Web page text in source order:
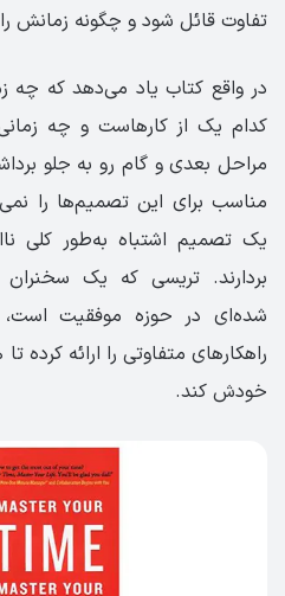
تفاوت قائل شود و چگونه زمانش
در واقع کتاب یاد می‌دهد که چه
کدام یک از کارهاست و چه
مراحل بعدی و گام رو به جلو
مناسب برای این تصمیم‌‌ها را
یک تصمیم اشتباه به‌طور کلی
بردارند. تریسی که یک
شده‌ای در حوزه موفقیت است،
راهکارهای متفاوتی را ارائه کرده
خودش کند.